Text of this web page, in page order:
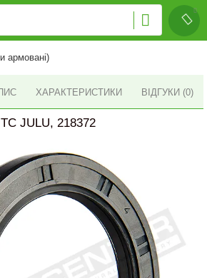
армовані)
ХАРАКТЕРИСТИКИ ВІДГУКИ (0)
JULU, 218372